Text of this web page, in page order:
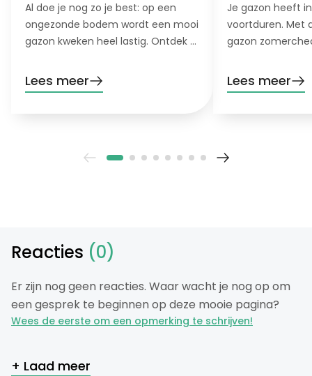
Al doe je nog zo je best: op een
ongezonde bodem wordt een mooi
gazon kweken heel lastig. Ontdek 5
heeft!
Lees meer
Je gazon heeft
voortduren. Met
gazon
hete, droge
Lees meer
Reacties (0)
Er zijn nog geen reacties. Waar wacht je nog op om
een gesprek te beginnen op deze mooie pagina?
Wees de eerste om een opmerking te schrijven!
+ Laad meer